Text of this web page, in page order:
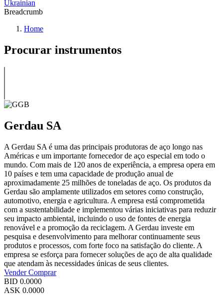
Ukrainian
Breadcrumb
Home
Procurar instrumentos
Gerdau SA
A Gerdau SA é uma das principais produtoras de aço longo nas
Américas e um importante fornecedor de aço especial em todo o
mundo. Com mais de 120 anos de experiência, a empresa opera em
10 países e tem uma capacidade de produção anual de
aproximadamente 25 milhões de toneladas de aço. Os produtos da
Gerdau são amplamente utilizados em setores como construção,
automotivo, energia e agricultura. A empresa está comprometida
com a sustentabilidade e implementou várias iniciativas para reduzir
seu impacto ambiental, incluindo o uso de fontes de energia
renovável e a promoção da reciclagem. A Gerdau investe em
pesquisa e desenvolvimento para melhorar continuamente seus
produtos e processos, com forte foco na satisfação do cliente. A
empresa se esforça para fornecer soluções de aço de alta qualidade
que atendam às necessidades únicas de seus clientes.
VenderComprar
BID 0.0000
ASK 0.0000